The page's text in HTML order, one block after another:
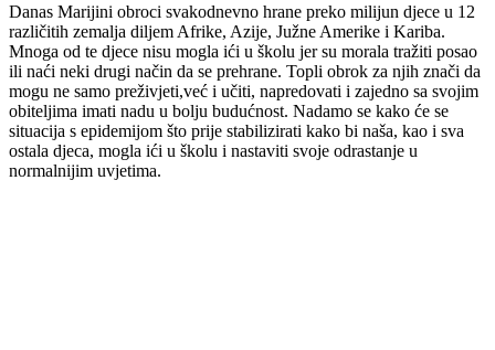
Danas Marijini obroci svakodnevno hrane preko milijun djece u 12
različitih zemalja diljem Afrike, Azije, Južne Amerike i Kariba.
Mnoga od te djece nisu mogla ići u školu jer su morala tražiti posao
ili naći neki drugi način da se prehrane. Topli obrok za njih znači da
mogu ne samo preživjeti,već i učiti, napredovati i zajedno sa svojim
obiteljima imati nadu u bolju budućnost. Nadamo se kako će se
situacija s epidemijom što prije stabilizirati kako bi naša, kao i sva
ostala djeca, mogla ići u školu i nastaviti svoje odrastanje u
normalnijim uvjetima.